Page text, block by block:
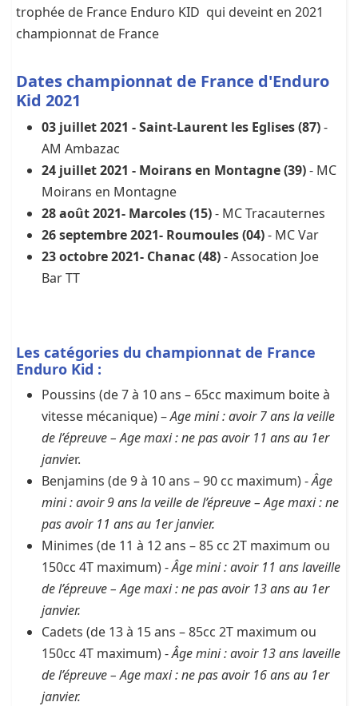
trophée de France Enduro KID qui deveint en 2021
championnat de France
Dates championnat de France d'Enduro
Kid 2021
03 juillet 2021 - Saint-Laurent les Eglises (87)-
AM Ambazac
24 juillet 2021 - Moirans en Montagne (39)- MC
Moirans en Montagne
28 août 2021- Marcoles (15)- MC Tracauternes
26 septembre 2021- Roumoules (04)- MC Var
23 octobre 2021- Chanac (48)- Assocation Joe
Bar TT
Les catégories du championnat de France
Enduro Kid :
Poussins (de 7 à 10 ans – 65cc maximum boite à
vitesse mécanique) –Age mini : avoir 7 ans la veille
de l’épreuve – Age maxi : ne pas avoir 11 ans au 1er
janvier.
Benjamins (de 9 à 10 ans – 90 cc maximum) -Âge
mini : avoir 9 ans la veille de l’épreuve – Age maxi : ne
pas avoir 11 ans au 1er janvier.
Minimes (de 11 à 12 ans – 85 cc 2T maximum ou
150cc 4T maximum) -Âge mini : avoir 11 ans laveille
de l’épreuve – Age maxi : ne pas avoir 13 ans au 1er
janvier.
Cadets (de 13 à 15 ans – 85cc 2T maximum ou
150cc 4T maximum) -Âge mini : avoir 13 ans laveille
de l’épreuve – Age maxi : ne pas avoir 16 ans au 1er
janvier.